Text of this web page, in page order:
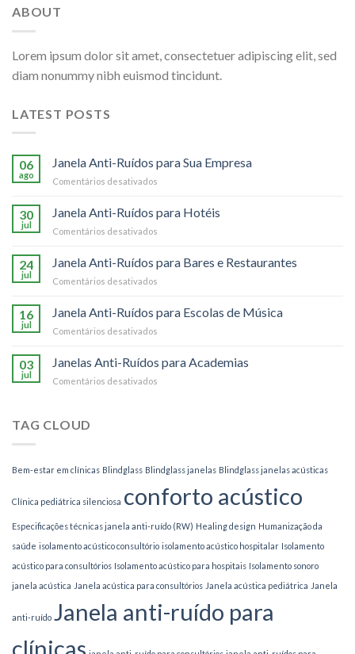
ABOUT
Lorem ipsum dolor sit amet, consectetuer adipiscing elit, sed
diam nonummy nibh euismod tincidunt.
LATEST POSTS
06
ago
Janela Anti-Ruídos para Sua Empresa
Comentários desativados
Ruídos
Empresa
30
jul
Janela Anti-Ruídos para Hotéis
Comentários desativados
Ruídos
24
jul
Janela Anti-Ruídos para Bares e Restaurantes
Comentários desativados
Ruídos
e
16
jul
Janela Anti-Ruídos para Escolas de Música
Comentários desativados
Ruídos
03
jul
Janelas Anti-Ruídos para Academias
Comentários desativados
TAG CLOUD
Bem-estar em clínicas Blindglass Blindglass janelas Blindglass janelas acústicas
Clínica pediátrica silenciosa conforto acústico
Especificações técnicas janela anti-ruído (RW) Healing design Humanização da
saúde isolamento acústico consultório isolamento acústico hospitalar Isolamento
acústico para consultórios Isolamento acústico para hospitais Isolamento sonoro
janela acústica Janela acústica para consultórios Janela acústica pediátrica Janela
anti-ruído Janela anti-ruído para
clínicas